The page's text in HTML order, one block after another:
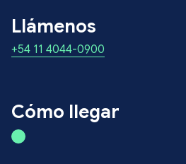
Llámenos
+54 11 4044-0900
Cómo llegar